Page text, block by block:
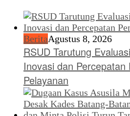
BeritaAgustus 8, 2026
RSUD Tarutung
Inovasi dan Percepatan
Pelayanan